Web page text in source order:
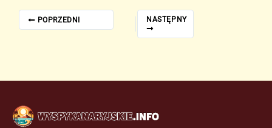
POPRZEDNI NASTĘPNY